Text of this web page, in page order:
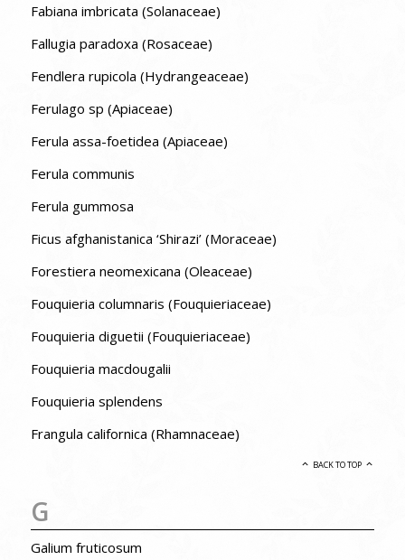
Fabiana imbricata (Solanaceae)
Fallugia paradoxa (Rosaceae)
Fendlera rupicola (Hydrangeaceae)
Ferulago sp (Apiaceae)
Ferula assa-foetidea (Apiaceae)
Ferula communis
Ferula gummosa
Ficus afghanistanica ‘Shirazi’ (Moraceae)
Forestiera neomexicana (Oleaceae)
Fouquieria columnaris (Fouquieriaceae)
Fouquieria diguetii (Fouquieriaceae)
Fouquieria macdougalii
Fouquieria splendens
Frangula californica (Rhamnaceae)
BACK TO TOP
G
Galium fruticosum